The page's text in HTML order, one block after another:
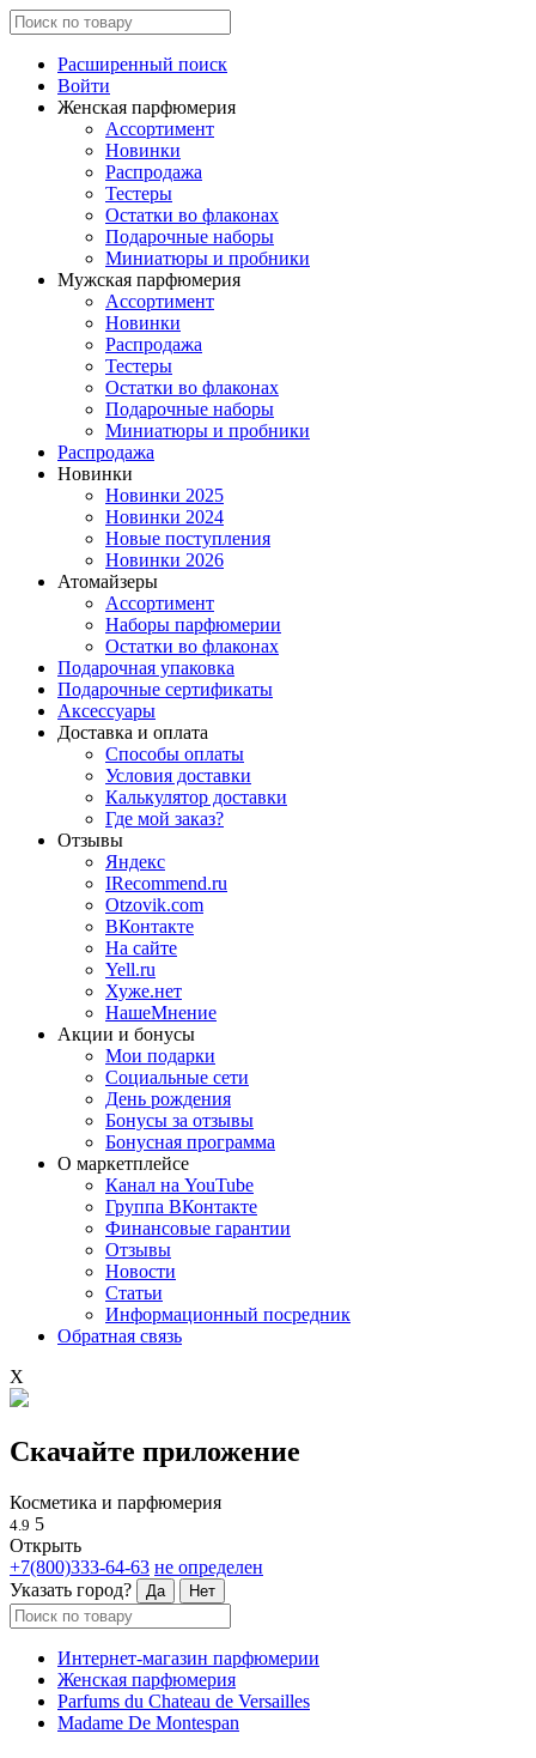
Расширенный поиск
Войти
Женская парфюмерия
Ассортимент
Новинки
Распродажа
Тестеры
Остатки во флаконах
Подарочные наборы
Миниатюры и пробники
Мужская парфюмерия
Ассортимент
Новинки
Распродажа
Тестеры
Остатки во флаконах
Подарочные наборы
Миниатюры и пробники
Распродажа
Новинки
Новинки 2025
Новинки 2024
Новые поступления
Новинки 2026
Атомайзеры
Ассортимент
Наборы парфюмерии
Остатки во флаконах
Подарочная упаковка
Подарочные сертификаты
Аксессуары
Доставка и оплата
Способы оплаты
Условия доставки
Калькулятор доставки
Где мой заказ?
Отзывы
Яндекс
IRecommend.ru
Otzovik.com
ВКонтакте
На сайте
Yell.ru
Хуже.нет
НашеМнение
Акции и бонусы
Мои подарки
Социальные сети
День рождения
Бонусы за отзывы
Бонусная программа
О маркетплейсе
Канал на YouTube
Группа ВКонтакте
Финансовые гарантии
Отзывы
Новости
Статьи
Информационный посредник
Обратная связь
X
Скачайте приложение
Косметика и парфюмерия
4.9 5
Открыть
+7(800)333-64-63 не определен
Указать город?
Да Нет
Интернет-магазин парфюмерии
Женская парфюмерия
Parfums du Chateau de Versailles
Madame De Montespan